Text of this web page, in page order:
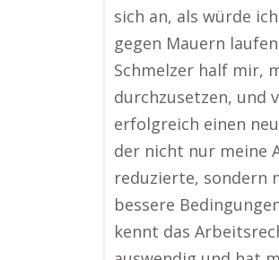
sich an, als würde
gegen Mauern
Schmelzer half mir,
durchzusetzen, und
erfolgreich einen
der nicht nur meine
reduzierte, sondern
bessere
kennt das